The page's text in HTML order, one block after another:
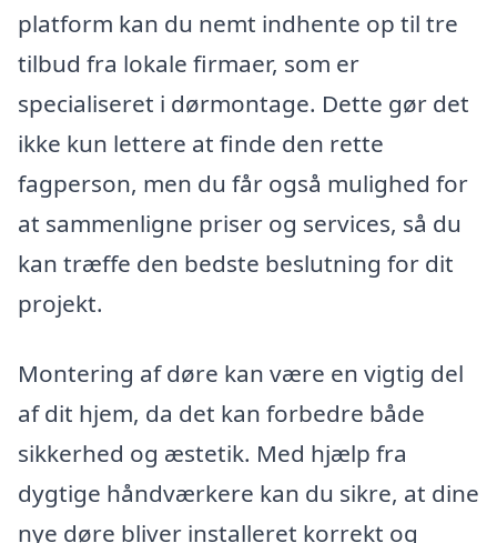
platform kan du nemt indhente op til tre
tilbud fra lokale firmaer, som er
specialiseret i dørmontage. Dette gør det
ikke kun lettere at finde den rette
fagperson, men du får også mulighed for
at sammenligne priser og services, så du
kan træffe den bedste beslutning for dit
projekt.
Montering af døre kan være en vigtig del
af dit hjem, da det kan forbedre både
sikkerhed og æstetik. Med hjælp fra
dygtige håndværkere kan du sikre, at dine
nye døre bliver installeret korrekt og